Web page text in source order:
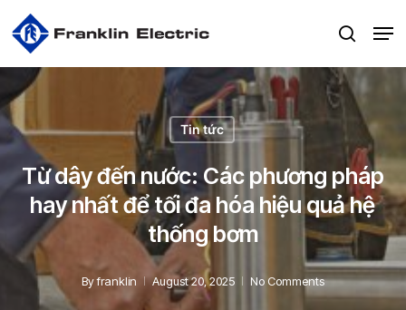
Skip
to
main
content
search
Tin tức
Từ dây đến nước: Các phương pháp
hay nhất để tối đa hóa hiệu quả hệ
thống bơm
Byfranklin August 20, 2025 No Comments